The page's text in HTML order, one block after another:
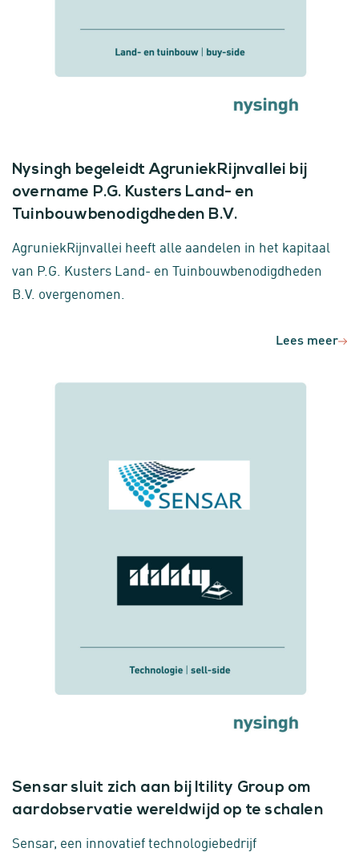
Nysingh begeleidt AgruniekRijnvallei bij
overname P.G. Kusters Land- en
Tuinbouwbenodigdheden B.V.
AgruniekRijnvallei heeft alle aandelen in het kapitaal
van P.G. Kusters Land- en Tuinbouwbenodigdheden
B.V. overgenomen.
Lees meer
Sensar sluit zich aan bij Itility Group om
aardobservatie wereldwijd op te schalen
Sensar, een innovatief technologiebedrijf